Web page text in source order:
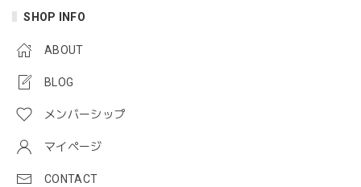
SHOP INFO
ABOUT
BLOG
メンバーシップ
マイページ
CONTACT